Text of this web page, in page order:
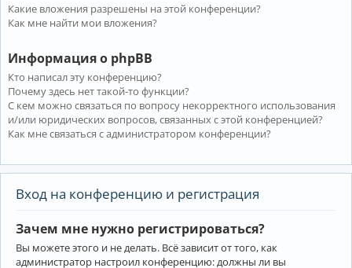
Какие вложения разрешены на этой конференции?
Как мне найти мои вложения?
Информация о phpBB
Кто написал эту конференцию?
Почему здесь нет такой-то функции?
С кем можно связаться по вопросу некорректного использования
и/или юридических вопросов, связанных с этой конференцией?
Как мне связаться с администратором конференции?
Вход на конференцию и регистрация
Зачем мне нужно регистрироваться?
Вы можете этого и не делать. Всё зависит от того, как
администратор настроил конференцию: должны ли вы